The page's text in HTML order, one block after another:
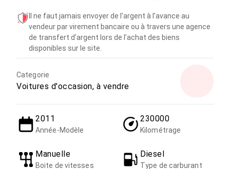
Il ne faut jamais envoyer de l’argent à l’avance au
vendeur par virement bancaire ou à travers une agence
de transfert d’argent lors de l’achat des biens
disponibles sur le site.
Categorie
Voitures d'occasion, à vendre
2011
Année-Modèle
230000
Kilométrage
Manuelle
Boite de vitesses
Diesel
Type de carburant